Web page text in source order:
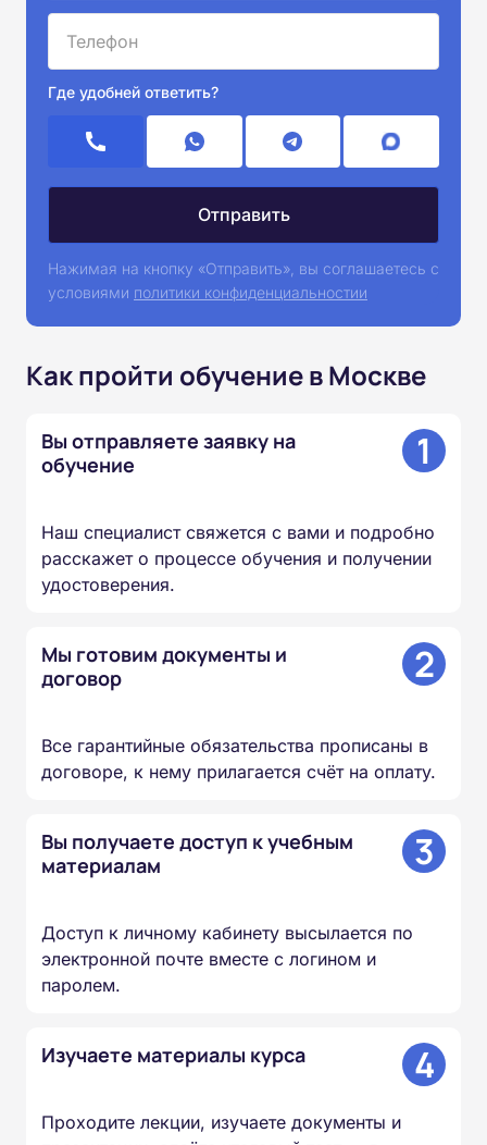
Где удобней ответить?
Нажимая на кнопку «Отправить», вы соглашаетесь с
условиями политики конфиденциальностии
Как пройти обучение в Москве
Вы отправляете заявку на
обучение
1
Наш специалист свяжется с вами и подробно
расскажет о процессе обучения и получении
удостоверения.
Мы готовим документы и
договор
2
Все гарантийные обязательства прописаны в
договоре, к нему прилагается счёт на оплату.
Вы получаете доступ к учебным
материалам
3
Доступ к личному кабинету высылается по
электронной почте вместе с логином и
паролем.
Изучаете материалы курса 4
Проходите лекции, изучаете документы и